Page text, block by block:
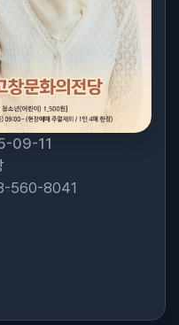
09-11
560-8041